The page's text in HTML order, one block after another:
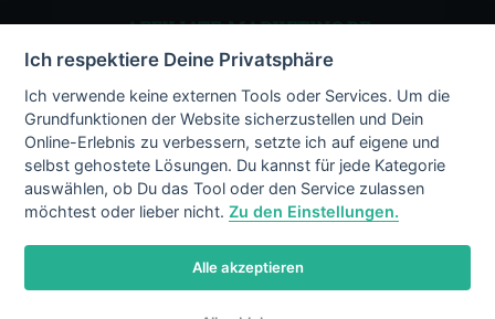
AFFILIATE-MARKETING.DE
Impressum
Kontakt
Datenschutz
Ich respektiere Deine Privatsphäre
Ich verwende keine externen Tools oder Services. Um die
Grundfunktionen der Website sicherzustellen und Dein
Online-Erlebnis zu verbessern, setzte ich auf eigene und
selbst gehostete Lösungen. Du kannst für jede Kategorie
auswählen, ob Du das Tool oder den Service zulassen
möchtest oder lieber nicht.Zu den Einstellungen.
Alle akzeptieren